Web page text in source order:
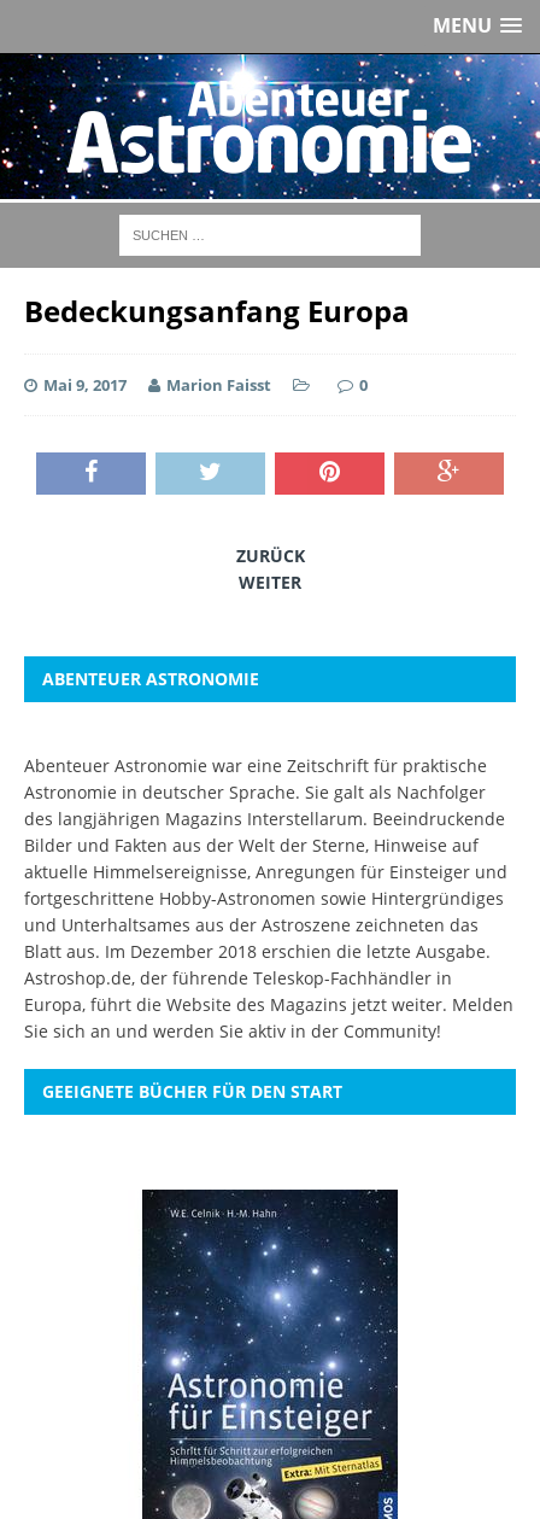
MENU
Bedeckungsanfang Europa
Mai 9, 2017 Marion Faisst 0
ZURÜCK
WEITER
ABENTEUER ASTRONOMIE
Abenteuer Astronomie war eine Zeitschrift für praktische
Astronomie in deutscher Sprache. Sie galt als Nachfolger
des langjährigen Magazins Interstellarum. Beeindruckende
Bilder und Fakten aus der Welt der Sterne, Hinweise auf
aktuelle Himmelsereignisse, Anregungen für Einsteiger und
fortgeschrittene Hobby-Astronomen sowie Hintergründiges
und Unterhaltsames aus der Astroszene zeichneten das
Blatt aus. Im Dezember 2018 erschien die letzte Ausgabe.
Astroshop.de, der führende Teleskop-Fachhändler in
Europa, führt die Website des Magazins jetzt weiter. Melden
Sie sich an und werden Sie aktiv in der Community!
GEEIGNETE BÜCHER FÜR DEN START